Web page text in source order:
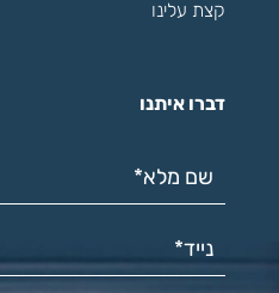
קצת עלינו
דברו איתנו